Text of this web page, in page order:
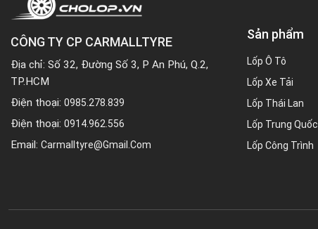
CÔNG TY CP CARMALLTYRE
Địa chỉ: Số 32, Đường Số 3, P An Phú, Q.2,
TP.HCM
Điện thoại: 0985.278.839
Điện thoại: 0914.962.556
Email: Carmalltyre@gmail.com
Sản phẩm
Lốp Ô Tô
Lốp Xe Tải
Lốp Thái Lan
Lốp Trung Quốc
Lốp Công Trình